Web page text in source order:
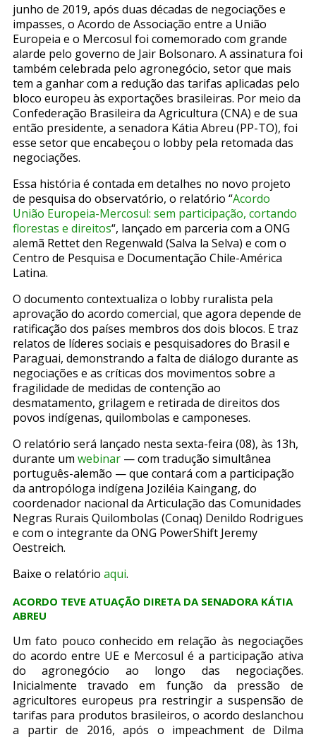
junho de 2019, após duas décadas de negociações e
impasses, o Acordo de Associação entre a União
Europeia e o Mercosul foi comemorado com grande
alarde pelo governo de Jair Bolsonaro. A assinatura foi
também celebrada pelo agronegócio, setor que mais
tem a ganhar com a redução das tarifas aplicadas pelo
bloco europeu às exportações brasileiras. Por meio da
Confederação Brasileira da Agricultura (CNA) e de sua
então presidente, a senadora Kátia Abreu (PP-TO), foi
esse setor que encabeçou o lobby pela retomada das
negociações.
Essa história é contada em detalhes no novo projeto
de pesquisa do observatório, o relatório “Acordo
União Europeia-Mercosul: sem participação, cortando
florestas e direitos“, lançado em parceria com a ONG
alemã Rettet den Regenwald (Salva la Selva) e com o
Centro de Pesquisa e Documentação Chile-América
Latina.
O documento contextualiza o lobby ruralista pela
aprovação do acordo comercial, que agora depende de
ratificação dos países membros dos dois blocos. E traz
relatos de líderes sociais e pesquisadores do Brasil e
Paraguai, demonstrando a falta de diálogo durante as
negociações e as críticas dos movimentos sobre a
fragilidade de medidas de contenção ao
desmatamento, grilagem e retirada de direitos dos
povos indígenas, quilombolas e camponeses.
O relatório será lançado nesta sexta-feira (08), às 13h,
durante um webinar — com tradução simultânea
português-alemão — que contará com a participação
da antropóloga indígena Joziléia Kaingang, do
coordenador nacional da Articulação das Comunidades
Negras Rurais Quilombolas (Conaq) Denildo Rodrigues
e com o integrante da ONG PowerShift Jeremy
Oestreich.
Baixe o relatório aqui.
ACORDO TEVE ATUAÇÃO DIRETA DA SENADORA KÁTIA
ABREU
Um fato pouco conhecido em relação às negociações
do acordo entre UE e Mercosul é a participação ativa
do agronegócio ao longo das negociações.
Inicialmente travado em função da pressão de
agricultores europeus pra restringir a suspensão de
tarifas para produtos brasileiros, o acordo deslanchou
a partir de 2016, após o impeachment de Dilma